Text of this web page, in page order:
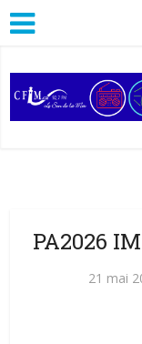
PA2026
21 mai